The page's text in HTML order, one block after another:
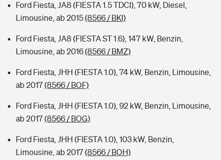
Ford Fiesta, JA8 (FIESTA 1.5 TDCI), 70 kW, Diesel,
Limousine, ab 2015(8566 / BKI)
Ford Fiesta, JA8 (FIESTA ST 1.6), 147 kW, Benzin,
Limousine, ab 2016(8566 / BMZ)
Ford Fiesta, JHH (FIESTA 1.0), 74 kW, Benzin, Limousine,
ab 2017(8566 / BOF)
Ford Fiesta, JHH (FIESTA 1.0), 92 kW, Benzin, Limousine,
ab 2017(8566 / BOG)
Ford Fiesta, JHH (FIESTA 1.0), 103 kW, Benzin,
Limousine, ab 2017(8566 / BOH)